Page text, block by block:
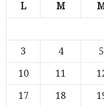
L M
3
4 5
10
11
17
18